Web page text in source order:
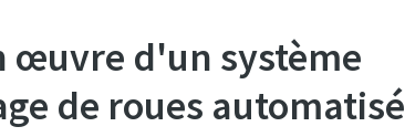
œuvre d'un système
de roues automatisé